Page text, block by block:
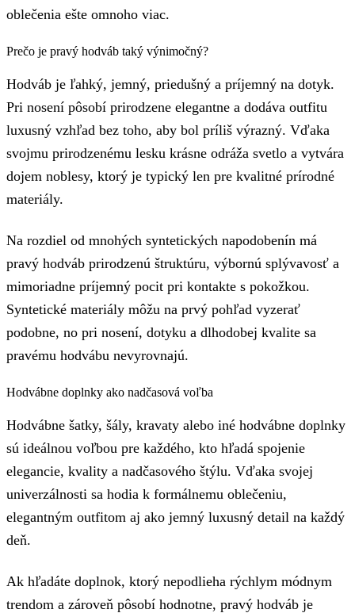
oblečenia ešte omnoho viac.
Prečo je pravý hodváb taký výnimočný?
Hodváb je ľahký, jemný, priedušný a príjemný na dotyk.
Pri nosení pôsobí prirodzene elegantne a dodáva outfitu
luxusný vzhľad bez toho, aby bol príliš výrazný. Vďaka
svojmu prirodzenému lesku krásne odráža svetlo a vytvára
dojem noblesy, ktorý je typický len pre kvalitné prírodné
materiály.
Na rozdiel od mnohých syntetických napodobenín má
pravý hodváb prirodzenú štruktúru, výbornú splývavosť a
mimoriadne príjemný pocit pri kontakte s pokožkou.
Syntetické materiály môžu na prvý pohľad vyzerať
podobne, no pri nosení, dotyku a dlhodobej kvalite sa
pravému hodvábu nevyrovnajú.
Hodvábne doplnky ako nadčasová voľba
Hodvábne šatky, šály, kravaty alebo iné hodvábne doplnky
sú ideálnou voľbou pre každého, kto hľadá spojenie
elegancie, kvality a nadčasového štýlu. Vďaka svojej
univerzálnosti sa hodia k formálnemu oblečeniu,
elegantným outfitom aj ako jemný luxusný detail na každý
deň.
Ak hľadáte doplnok, ktorý nepodlieha rýchlym módnym
trendom a zároveň pôsobí hodnotne, pravý hodváb je